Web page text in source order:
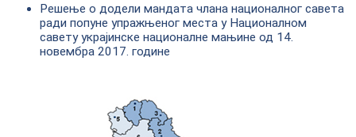
Решење о додели мандата члана националног савета
ради попуне упражњеног места у Националном
савету украјинске националне мањине од 14.
новембра 2017. године